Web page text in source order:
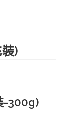
)
-300g)